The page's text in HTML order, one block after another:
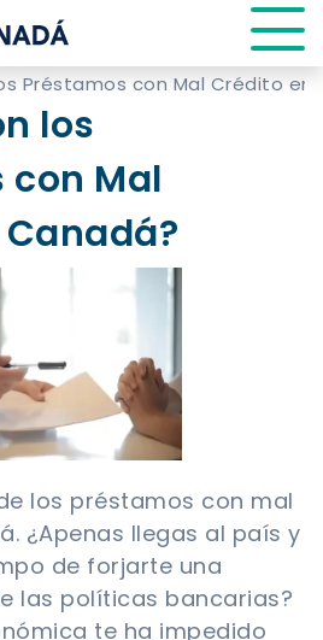
Préstamos con Mal Crédito en
los
con Mal
los préstamos con mal
¿Apenas llegas al país y
de forjarte una
las políticas bancarias?
te ha impedido